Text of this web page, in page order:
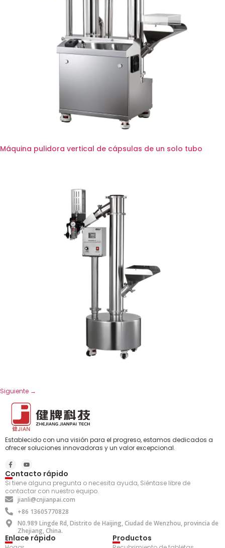
Máquina pulidora vertical de cápsulas de un solo tubo
Siguiente →
Establecido con una visión para el progreso, estamos dedicados a
ofrecer soluciones innovadoras y un valor excepcional.
Enlace rápido Productos
Contacto rápido
Si tiene alguna pregunta o necesita ayuda, Siéntase libre de
contactar con nuestro equipo.
jianli@cnjianpai.com
+86 13605770828
N0.989 Lingde Rd, Distrito de Haijing, Ciudad de Wenzhou, provincia de
Zhejiang, China.